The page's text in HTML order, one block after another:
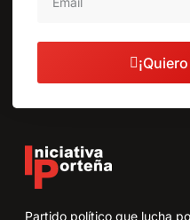
Partido político que lucha